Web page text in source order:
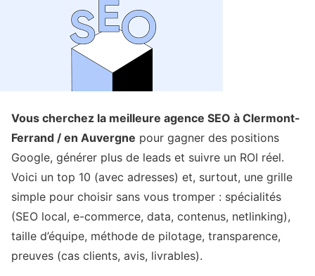
Vous cherchez la meilleure agence SEO à Clermont-
Ferrand / en Auvergne pour gagner des positions
Google, générer plus de leads et suivre un ROI réel.
Voici un top 10 (avec adresses) et, surtout, une grille
simple pour choisir sans vous tromper : spécialités
(SEO local, e-commerce, data, contenus, netlinking),
taille d’équipe, méthode de pilotage, transparence,
preuves (cas clients, avis, livrables).